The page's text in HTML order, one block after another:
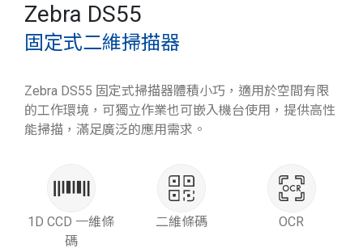
Zebra DS55
固定式二維掃描器
Zebra DS55 固定式掃描器體積小巧，適用於空間有限
的工作環境，可獨立作業也可嵌入機台使用，提供高性
能掃描，滿足廣泛的應用需求。
1D CCD 一維條
碼
二維條碼 OCR